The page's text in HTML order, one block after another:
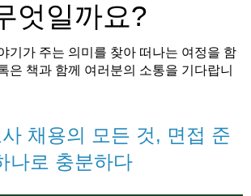
엇일까요?
기가 주는 의미를 찾아 떠나는 여정을 함
은 책과 함께 여러분의 소통을 기다랍니
채용의 모든 것, 면접 준
나로 충분하다